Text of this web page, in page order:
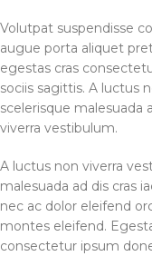
Volutpat suspendisse
augue porta aliquet
egestas cras
sociis sagittis. A luctus
scelerisque malesuada
viverra vestibulum.
A luctus non viverra
malesuada ad dis cras
nec ac dolor eleifend
montes eleifend.
consectetur ipsum